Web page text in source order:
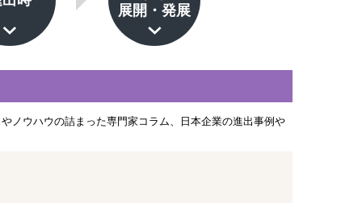
展開・発展
ノウハウの詰まった専門家コラム、日本企業の進出事例や